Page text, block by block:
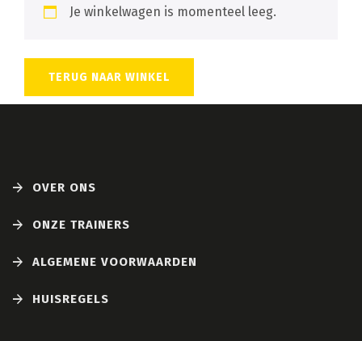
Je winkelwagen is momenteel leeg.
TERUG NAAR WINKEL
OVER ONS
ONZE TRAINERS
ALGEMENE VOORWAARDEN
HUISREGELS